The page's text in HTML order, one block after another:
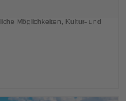
Möglichkeiten, Kultur- und